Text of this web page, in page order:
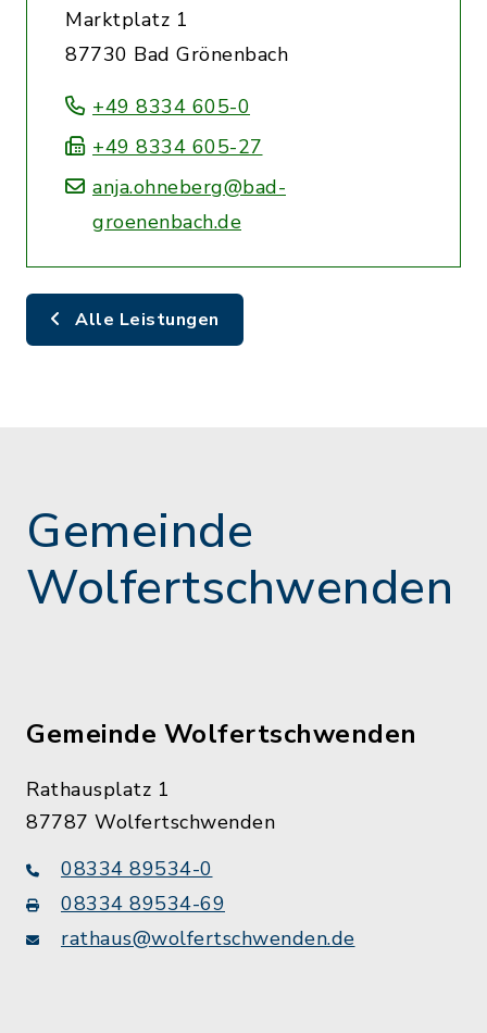
Marktplatz 1
87730 Bad Grönenbach
+49 8334 605-0
+49 8334 605-27
anja.ohneberg@bad-
groenenbach.de
Alle Leistungen
Gemeinde
Wolfertschwenden
Gemeinde Wolfertschwenden
Rathausplatz 1
87787 Wolfertschwenden
08334 89534-0
08334 89534-69
rathaus@wolfertschwenden.de